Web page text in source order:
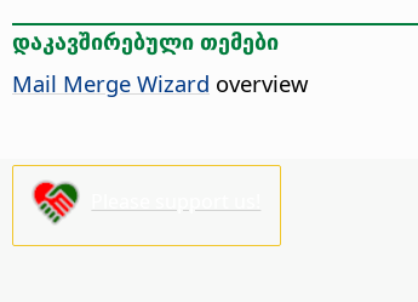
დაკავშირებული თემები
Mail Merge Wizard overview